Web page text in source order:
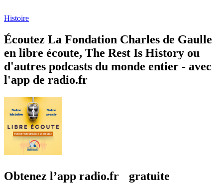
Histoire
Écoutez La Fondation Charles de Gaulle
en libre écoute, The Rest Is History ou
d'autres podcasts du monde entier - avec
l'app de radio.fr
Obtenez l’app radio.fr gratuite